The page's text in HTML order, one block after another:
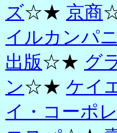
ズ☆★ 京商
イルカンパ
出版☆★ グ
ン☆★ ケイ
イ・コーポ